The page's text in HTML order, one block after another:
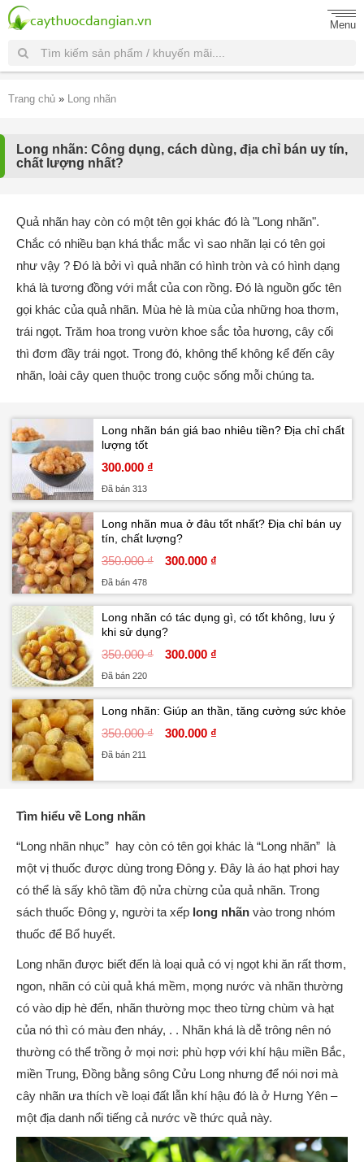
Menu
Trang chủ » Long nhãn
Long nhãn: Công dụng, cách dùng, địa chỉ bán uy tín,
chất lượng nhất?
Quả nhãn hay còn có một tên gọi khác đó là "Long nhãn".
Chắc có nhiều bạn khá thắc mắc vì sao nhãn lại có tên gọi
như vậy ? Đó là bởi vì quả nhãn có hình tròn và có hình dạng
khá là tương đồng với mắt của con rồng. Đó là nguồn gốc tên
gọi khác của quả nhãn. Mùa hè là mùa của những hoa thơm,
trái ngọt. Trăm hoa trong vườn khoe sắc tỏa hương, cây cối
thì đơm đầy trái ngọt. Trong đó, không thể không kể đến cây
nhãn, loài cây quen thuộc trong cuộc sống mỗi chúng ta.
Long nhãn bán giá bao nhiêu tiền? Địa chỉ chất
lượng tốt
300.000 ₫
Đã bán 313
Long nhãn mua ở đâu tốt nhất? Địa chỉ bán uy
tín, chất lượng?
350.000 ₫ 300.000 ₫
Đã bán 478
Long nhãn có tác dụng gì, có tốt không, lưu ý
khi sử dụng?
350.000 ₫ 300.000 ₫
Đã bán 220
Long nhãn: Giúp an thần, tăng cường sức khỏe
350.000 ₫ 300.000 ₫
Đã bán 211
Tìm hiểu về Long nhãn
“Long nhãn nhục” hay còn có tên gọi khác là “Long nhãn” là
một vị thuốc được dùng trong Đông y. Đây là áo hạt phơi hay
có thể là sấy khô tầm độ nửa chừng của quả nhãn. Trong
sách thuốc Đông y, người ta xếp long nhãn vào trong nhóm
thuốc để Bổ huyết.
Long nhãn được biết đến là loại quả có vị ngọt khi ăn rất thơm,
ngon, nhãn có cùi quả khá mềm, mọng nước và nhãn thường
có vào dịp hè đến, nhãn thường mọc theo từng chùm và hạt
của nó thì có màu đen nháy, . . Nhãn khá là dễ trông nên nó
thường có thể trồng ở mọi nơi: phù hợp với khí hậu miền Bắc,
miền Trung, Đồng bằng sông Cửu Long nhưng để nói nơi mà
cây nhãn ưa thích về loại đất lẫn khí hậu đó là ở Hưng Yên –
một địa danh nổi tiếng cả nước về thức quả này.